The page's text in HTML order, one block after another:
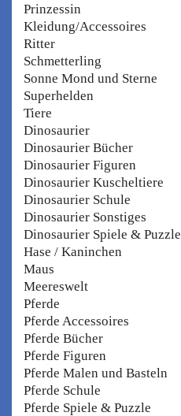
Prinzessin
Kleidung/Accessoires
Ritter
Schmetterling
Sonne Mond und Sterne
Superhelden
Tiere
Dinosaurier
Dinosaurier Bücher
Dinosaurier Figuren
Dinosaurier Kuscheltiere
Dinosaurier Schule
Dinosaurier Sonstiges
Dinosaurier Spiele & Puzzle
Hase / Kaninchen
Maus
Meereswelt
Pferde
Pferde Accessoires
Pferde Bücher
Pferde Figuren
Pferde Malen und Basteln
Pferde Schule
Pferde Spiele & Puzzle